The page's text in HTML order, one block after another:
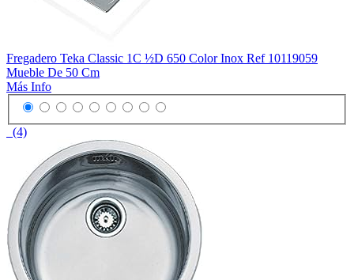
Fregadero Teka Classic 1C ½D 650 Color Inox Ref 10119059
Mueble De 50 Cm
Más Info
(4)